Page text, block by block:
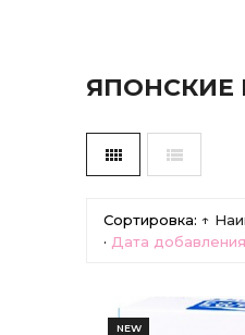
ЯПОНСКИЕ
Сортировка: ↑
· Дата добавления
NEW